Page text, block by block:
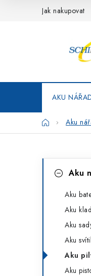
Jak nakupovat
AKU
DomůAku
a
kategorie
o
Aku
Aku
Aku
Aku
Aku
Aku
Aku